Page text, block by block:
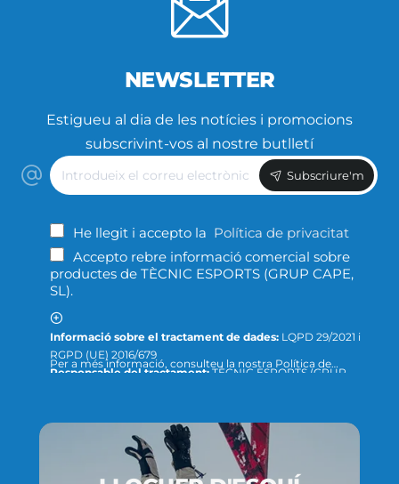
NEWSLETTER
Estigueu al dia de les notícies i promocions
subscrivint-vos al nostre butlletí
Introdueix
el
correu
Subscriure'm
He llegit i accepto la Política de privacitat
Accepto rebre informació comercial sobre
productes de TÈCNIC ESPORTS (GRUP CAPE,
SL).
Informació sobre el tractament de dades: LQPD 29/2021 i
RGPD (UE) 2016/679
Responsable del tractament:TÈCNIC ESPORTS (GRUP
Legitimació:Consentiment de la persona interessada.
Les dades no se cediran a tercers, llevat que ho
exigeixi la llei o sigui necessari per complir amb la fi del
tractament.
Per a més informació, consulteu la nostra Política de